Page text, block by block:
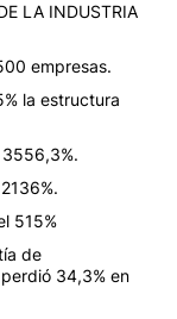
LA INDUSTRIA
empresas.
la estructura
3556,3%.
515%
de
34,3% en